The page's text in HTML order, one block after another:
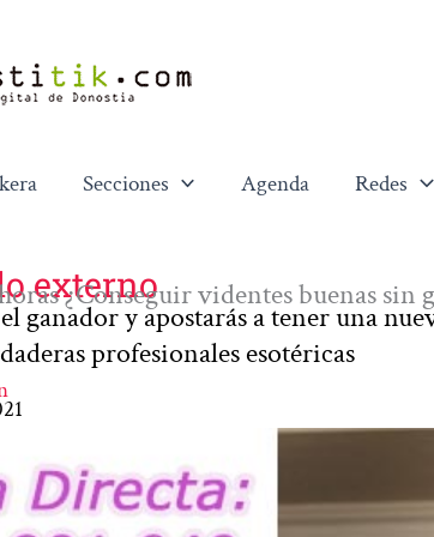
Secciones Agenda Redes
externo
¿Conseguir videntes buenas sin
ganador y apostarás a tener una
profesionales esotéricas